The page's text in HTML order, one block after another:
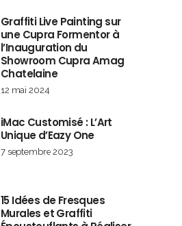
Graffiti Live Painting sur
une Cupra Formentor à
l’Inauguration du
Showroom Cupra Amag
Chatelaine
12 mai 2024
iMac Customisé : L’Art
Unique d’Eazy One
7 septembre 2023
15 Idées de Fresques
Murales et Graffiti